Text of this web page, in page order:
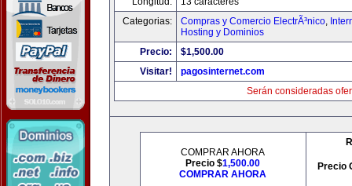
Categorias:
Compras y Comercio ElectrÃ³nico,
Hosting y Dominios
Precio:
$1,500.00
Visitar!
pagosinternet.com
Serán consideradas
COMPRAR AHORA
Precio $1,500.00
COMPRAR AHORA
Precio